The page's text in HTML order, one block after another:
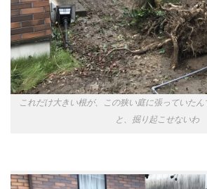
これだけ大きい根が、この狭い庭に張っていた
と、掘り起こせないわ